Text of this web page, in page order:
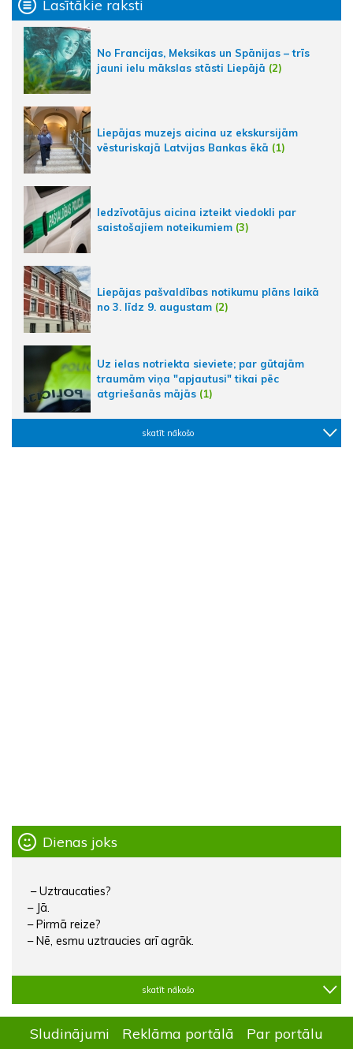
Lasītākie raksti
No Francijas, Meksikas un Spānijas – trīs
jauni ielu mākslas stāsti Liepājā (2)
Liepājas muzejs aicina uz ekskursijām
vēsturiskajā Latvijas Bankas ēkā (1)
Iedzīvotājus aicina izteikt viedokli par
saistošajiem noteikumiem (3)
Liepājas pašvaldības notikumu plāns laikā
no 3. līdz 9. augustam (2)
Uz ielas notriekta sieviete; par gūtajām
traumām viņa "apjautusi" tikai pēc
atgriešanās mājās (1)
skatīt nākošo
Dienas joks
– Uztraucaties?
– Jā.
– Pirmā reize?
– Nē, esmu uztraucies arī agrāk.
skatīt nākošo
Sludinājumi Reklāma portālā Par portālu